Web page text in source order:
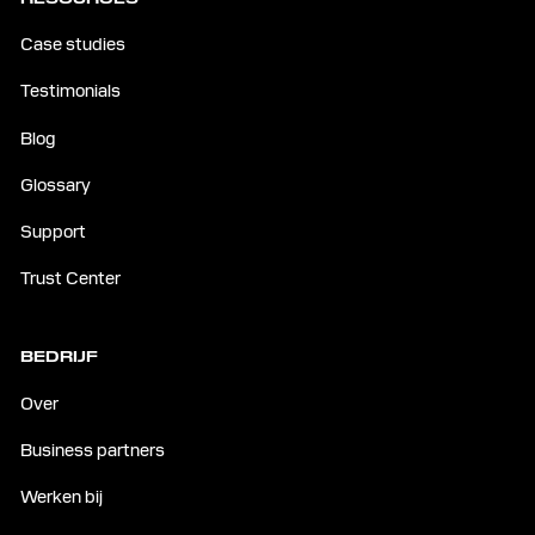
Case studies
Testimonials
Blog
Glossary
Support
Trust Center
BEDRIJF
Over
Business partners
Werken bij